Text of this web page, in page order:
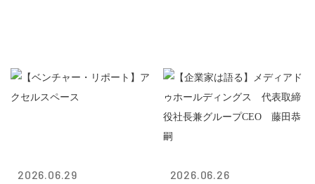
2026.06.29 2026.06.26